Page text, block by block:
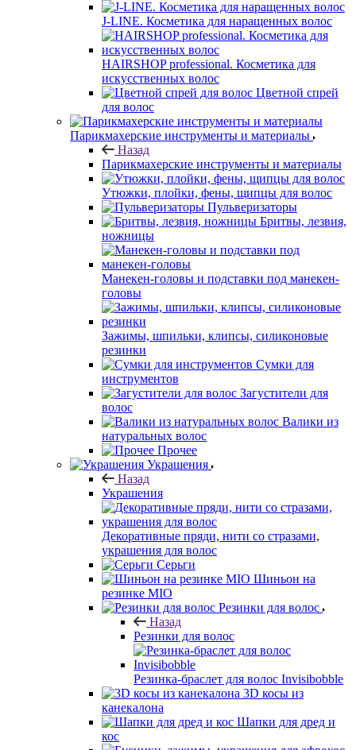
J-LINE. Косметика для наращенных волос
HAIRSHOP professional. Косметика для
искусственных волос
Цветной спрей
для волос
Парикмахерские инструменты и материалы
Назад
Парикмахерские инструменты и материалы
Утюжки, плойки, фены, щипцы для волос
Пульверизаторы
Бритвы, лезвия,
ножницы
Манекен-головы и подставки под манекен-
головы
Зажимы, шпильки, клипсы, силиконовые
резинки
Сумки для
инструментов
Загустители для
волос
Валики из
натуральных волос
Прочее
Украшения
Назад
Украшения
Декоративные пряди, нити со стразами,
украшения для волос
Серьги
Шиньон на
резинке MIO
Резинки для волос
Назад
Резинки для волос
Резинка-браслет для волос Invisibobble
3D косы из
канекалона
Шапки для дред и
кос